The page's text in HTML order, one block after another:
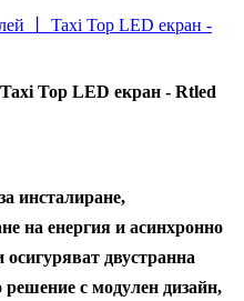
Top LED екран - Rtled
инсталиране,
на енергия и асинхронно
двустранна
с модулен дизайн,